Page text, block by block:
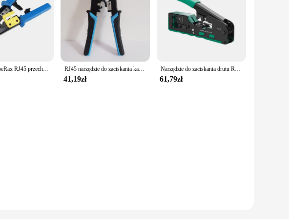
Zaciskarka ZoeRax RJ45 przechodzą przez narzędzie do zaciskania Cat5 Cat5e Cat6 dla zwykłych i końcowych złączy przelotowych RJ45/RJ12 RJ45 narzędzie do zaciskania kabel sieciowy Crimper narzędzia tnące zestawy zaciskania striptizerka cios w dół RJ45 RJ12 RJ11 kabel Ethernet
41,19zł
Narzędzie do zaciskania drutu RJ45 wszystko jednym zaciskarka do drutu szczypce ze stali wysokowęglowej do kabla Ethernet
61,79zł